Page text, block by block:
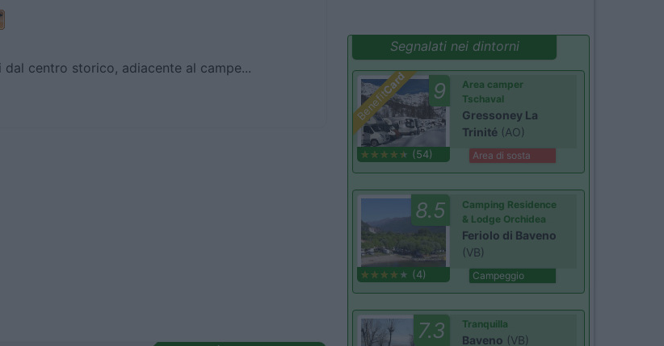
dal centro storico, adiacente al campe...
Segnalati nei dintorni
Benefit
Card 9
(54)
Area camper
Tschaval
Gressoney La
Trinité (AO)
Area di sosta
8.5
(4)
Camping Residence
& Lodge Orchidea
Feriolo di Baveno
(VB)
Campeggio
7.3 Tranquilla
Baveno (VB)